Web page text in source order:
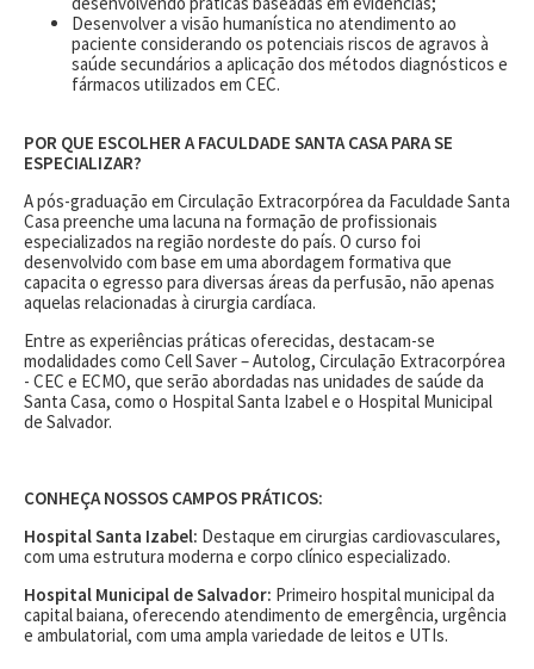
Desenvolver a visão humanística no atendimento ao
paciente considerando os potenciais riscos de agravos à
saúde secundários a aplicação dos métodos diagnósticos e
fármacos utilizados em CEC.
POR QUE ESCOLHER A FACULDADE SANTA CASA PARA SE
ESPECIALIZAR?
A pós-graduação em Circulação Extracorpórea da Faculdade Santa
Casa preenche uma lacuna na formação de profissionais
especializados na região nordeste do país. O curso foi
desenvolvido com base em uma abordagem formativa que
capacita o egresso para diversas áreas da perfusão, não apenas
aquelas relacionadas à cirurgia cardíaca.
Entre as experiências práticas oferecidas, destacam-se
modalidades como Cell Saver – Autolog, Circulação Extracorpórea
- CEC e ECMO, que serão abordadas nas unidades de saúde da
Santa Casa, como o Hospital Santa Izabel e o Hospital Municipal
de Salvador.
CONHEÇA NOSSOS CAMPOS PRÁTICOS:
Hospital Santa Izabel: Destaque em cirurgias cardiovasculares,
com uma estrutura moderna e corpo clínico especializado.
Hospital Municipal de Salvador: Primeiro hospital municipal da
capital baiana, oferecendo atendimento de emergência, urgência
e ambulatorial, com uma ampla variedade de leitos e UTIs.